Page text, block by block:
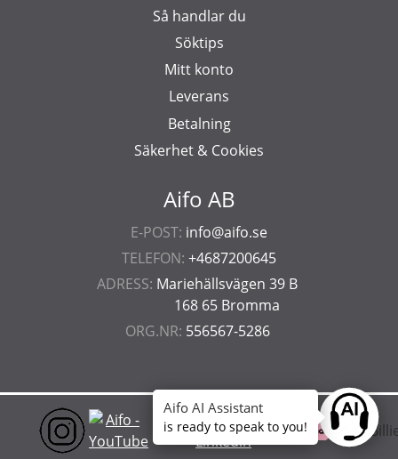
Aifo AB
E-POST: info@aifo.se
TELEFON: +4687200645
ADRESS: Mariehällsvägen 39 B
168 65 Bromma
ORG.NR: 556567-5286
Så handlar du
Söktips
Mitt konto
Leverans
Betalning
Säkerhet & Cookies
Ask
Aifo AI Assistant
is ready to speak to you!